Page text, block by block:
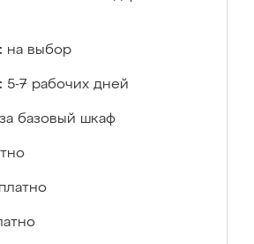
на выбор
5-7 рабочих дней
базовый шкаф